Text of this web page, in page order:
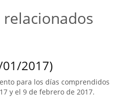
01/2017)
para los días comprendidos
y el 9 de febrero de 2017.